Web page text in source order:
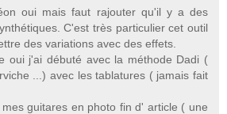
oui mais faut rajouter qu'il y a des
C'est très particulier cet outil
des variations avec des effets.
oui j'ai débuté avec la méthode Dadi (
...) avec les tablatures ( jamais fait
guitares en photo fin d' article ( une